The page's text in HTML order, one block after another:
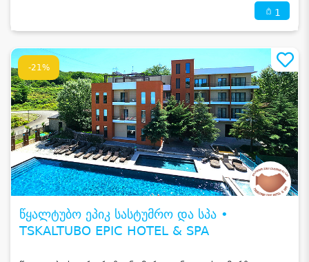
1
-21%
წყალტუბო ეპიკ სასტუმრო და სპა •
TSKALTUBO EPIC HOTEL & SPA